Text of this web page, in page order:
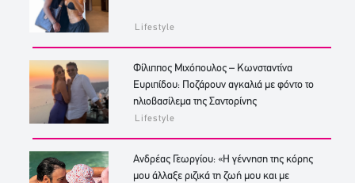
Lifestyle
Φίλιππος Μιχόπουλος – Κωνσταντίνα
Ευριπίδου: Ποζάρουν αγκαλιά με φόντο το
ηλιοβασίλεμα της Σαντορίνης
Lifestyle
Ανδρέας Γεωργίου: «Η γέννηση της κόρης
μου άλλαξε ριζικά τη ζωή μου και με